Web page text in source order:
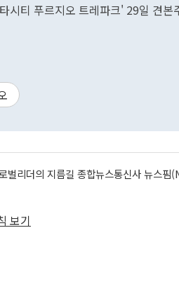
시티 푸르지오 트레파크' 29일 견본
벌리더의 지름길 종합뉴스통신사 뉴스
보기